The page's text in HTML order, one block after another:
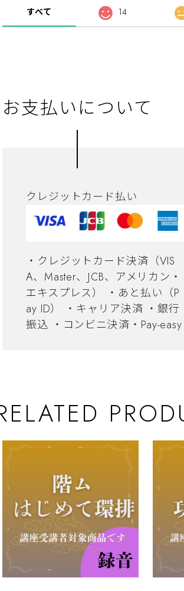
すべて 14
お支払いについて
クレジットカード払い
・クレジットカード決済（VIS
A、Master、JCB、アメリカン・
エキスプレス） ・あと払い（P
ay ID） ・キャリア決済 ・銀行
振込 ・コンビニ決済・Pay-easy